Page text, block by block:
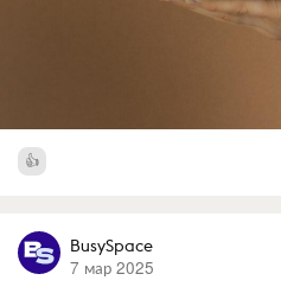
BusySpace
7 мар 2025